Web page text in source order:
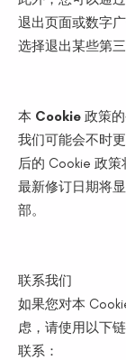
退出页面或数字
选择退出某些第
本 Cookie 政策
我们可能会不时
后的 Cookie 政策
最新修订日期将
部。
联系我们
如果您对本
虑，请使用以下
联系：